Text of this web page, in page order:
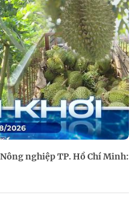
nghiệp TP. Hồ Chí Minh: